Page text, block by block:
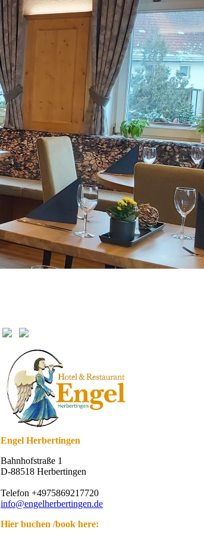
Engel Herbertingen
Bahnhofstraße 1
D-88518 Herbertingen
Telefon +4975869217720
info@engelherbertingen.de
Hier buchen /book here: